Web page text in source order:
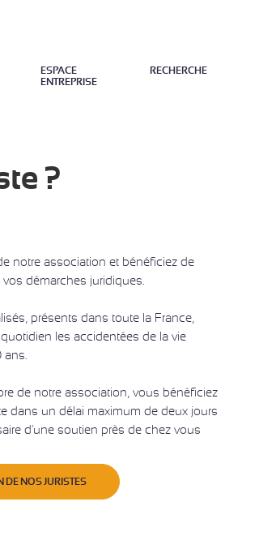
ESPACE
ENTREPRISE
RECHERCHE
?
notre association et bénéficiez de
démarches juridiques.
présents dans toute la France,
les accidentées de la vie
de notre association, vous bénéficiez
dans un délai maximum de deux jours
d'une soutien près de chez vous
DE NOS JURISTES